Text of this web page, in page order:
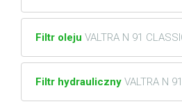
Filtr oleju VALTRA N 91
Filtr hydrauliczny VALTRA N